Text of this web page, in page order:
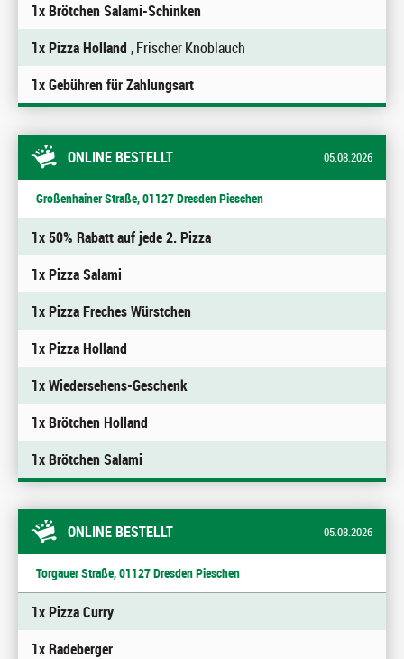
1x Brötchen Salami-Schinken
1x Pizza Holland , Frischer Knoblauch
1x Gebühren für Zahlungsart
ONLINE BESTELLT 05.08.2026
Großenhainer Straße, 01127 Dresden Pieschen
1x 50% Rabatt auf jede 2. Pizza
1x Pizza Salami
1x Pizza Freches Würstchen
1x Pizza Holland
1x Wiedersehens-Geschenk
1x Brötchen Holland
1x Brötchen Salami
ONLINE BESTELLT 05.08.2026
Torgauer Straße, 01127 Dresden Pieschen
1x Pizza Curry
1x Radeberger